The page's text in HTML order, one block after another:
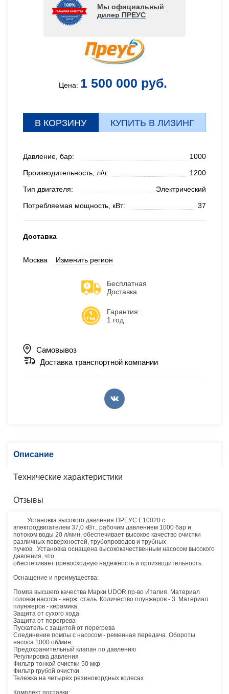
Мы официальный
дилер ПРЕУС
Цена: 1 500 000 руб.
В КОРЗИНУ КУПИТЬ В ЛИЗИНГ
Давление, бар:
1000
Производительность, л/ч:
1200
Тип двигателя:
Электрический
Потребляемая мощность, кВт:
37
Доставка
Москва Изменить регион
Бесплатная
Доставка
Гарантия:
1 год
Самовывоз
Доставка транспортной компании
Описание
Технические характеристики
Отзывы
Установка высокого давления ПРЕУС Е10020 с
электродвигателем 37,0 кВт., рабочим давлением 1000 бар и
потоком воды 20 л/мин, обеспечивает высокое качество очистки
различных поверхностей, трубопроводов и трубных
пучков. Установка оснащена высококачественным насосом высокого
давления, что
обеспечивает превосходную надежность и производительность.
Оснащение и преимущества:
Помпа высшего качества Марки UDOR пр-во Италия. Материал
головки насоса - нерж. сталь. Количество плунжеров - 3. Материал
плунжеров - керамика.
Защита от сухого хода
Защита от перегрева
Пускатель с защитой от перегрева
Соединение помпы с насосом - ременная передача. Обороты
насоса 1000 об/мин.
Предохранительный клапан по давлению
Регулировка давления
Фильтр тонкой очистки 50 мкр
Фильтр грубой очистки
Тележка на четырех резинокордных колесах
Комплект поставки: